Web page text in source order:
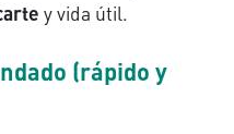
y vida útil.
(rápido y